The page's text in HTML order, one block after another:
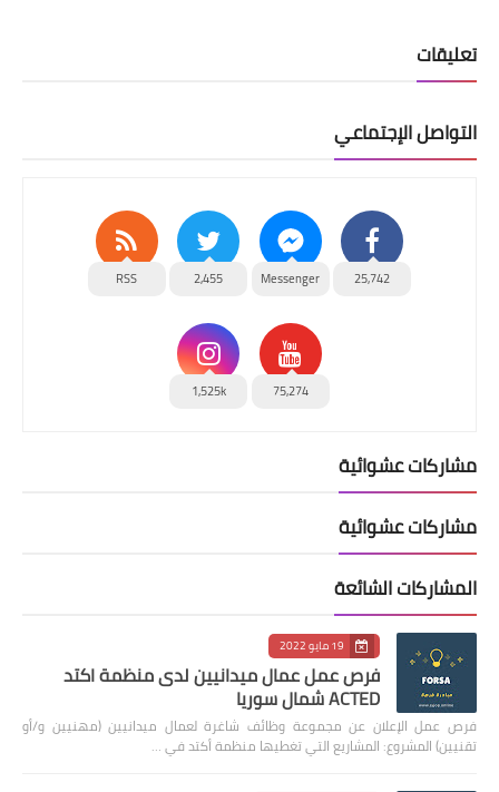
تعليقات
التواصل الإجتماعي
25,742
Messenger
2,455
RSS
75,274
1,525k
مشاركات عشوائية
مشاركات عشوائية
المشاركات الشائعة
19 مايو 2022
فرص عمل عمال ميدانيين لدى منظمة اكتد
ACTED شمال سوريا
فرص عمل الإعلان عن مجموعة وظائف شاغرة لعمال ميدانيين (مهنيين و/أو
تقنيين) المشروع: المشاريع التي تغطيها منظمة أكتد في …